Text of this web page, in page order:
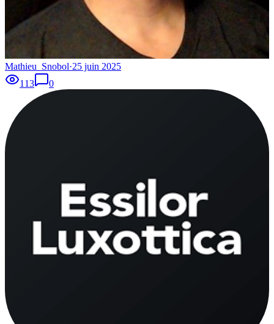
Mathieu_Snobol·25 juin 2025
113
0